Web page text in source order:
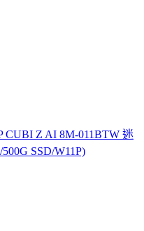
CUBI Z AI 8M-011BTW 迷
SSD/W11P)